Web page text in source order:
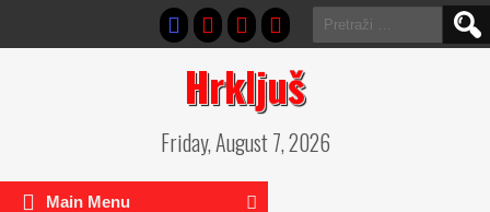
Pretraga:
Hrkljuš
Friday, August 7, 2026
Main Menu